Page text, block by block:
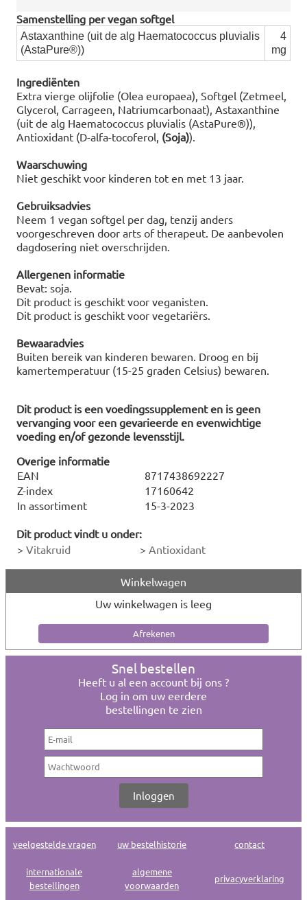
Samenstelling per vegan softgel
Astaxanthine (uit de alg Haematococcus pluvialis
(AstaPure®))
4
mg
Ingrediënten
Extra vierge olijfolie (Olea europaea), Softgel (Zetmeel,
Glycerol, Carrageen, Natriumcarbonaat), Astaxanthine
(uit de alg Haematococcus pluvialis (AstaPure®)),
Antioxidant (D-alfa-tocoferol, (Soja)).
Waarschuwing
Niet geschikt voor kinderen tot en met 13 jaar.
Gebruiksadvies
Neem 1 vegan softgel per dag, tenzij anders
voorgeschreven door arts of therapeut. De aanbevolen
dagdosering niet overschrijden.
Allergenen informatie
Bevat: soja.
Dit product is geschikt voor veganisten.
Dit product is geschikt voor vegetariërs.
Bewaaradvies
Buiten bereik van kinderen bewaren. Droog en bij
kamertemperatuur (15-25 graden Celsius) bewaren.
Dit product is een voedingssupplement en is geen
vervanging voor een gevarieerde en evenwichtige
voeding en/of gezonde levensstijl.
Overige informatie
EAN
8717438692227
Z-index
17160642
In assortiment
15-3-2023
Dit product vindt u onder:
> Vitakruid > Antioxidant
Winkelwagen
Uw winkelwagen is leeg
Snel bestellen
Heeft u al een account bij ons ?
Log in om uw eerdere
bestellingen te zien
veelgestelde vragen uw bestelhistorie contact
internationale
bestellingen
algemene
voorwaarden
privacyverklaring